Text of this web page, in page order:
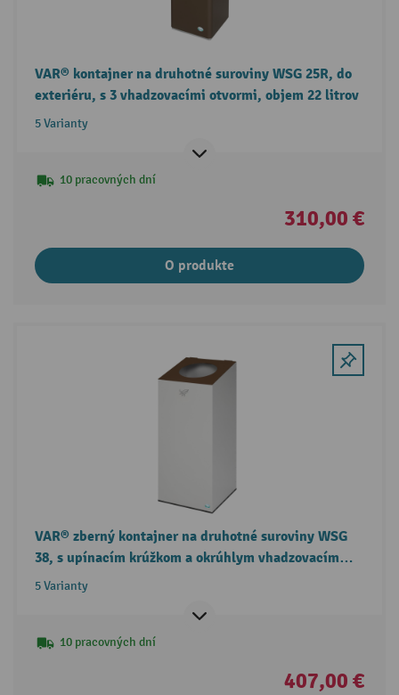
VAR® kontajner na druhotné suroviny WSG 25R, do
exteriéru, s 3 vhadzovacími otvormi, objem 22 litrov
5 Varianty
10 pracovných dní
310,00 €
O produkte
VAR® zberný kontajner na druhotné suroviny WSG
38, s upínacím krúžkom a okrúhlym vhadzovacím
otvorom
5 Varianty
10 pracovných dní
407,00 €